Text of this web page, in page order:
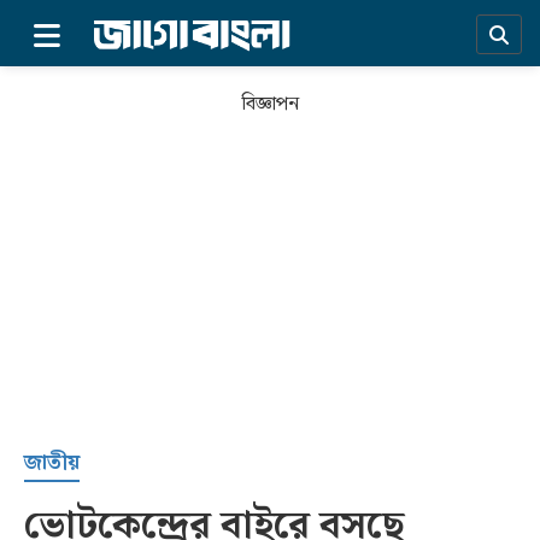
সর্বশেষ
বিজ্ঞাপন
জাতীয়
ভোটকেন্দ্রের বাইরে বসছে